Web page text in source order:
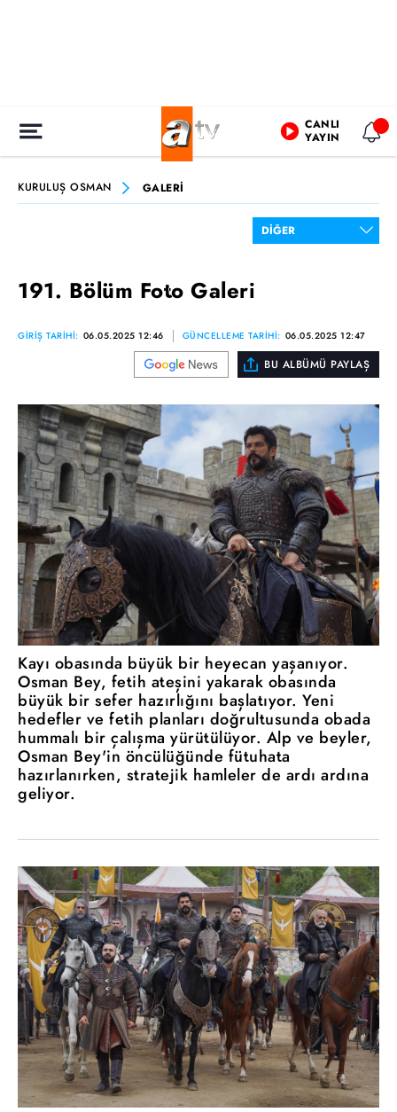
CANLI
YAYIN
KURULUŞ OSMAN GALERİ
191. Bölüm Foto Galeri
GİRİŞ TARİHİ: 06.05.2025 12:46 GÜNCELLEME TARİHİ: 06.05.2025 12:47
BU ALBÜMÜ PAYLAŞ
Kayı obasında büyük bir heyecan yaşanıyor.
Osman Bey, fetih ateşini yakarak obasında
büyük bir sefer hazırlığını başlatıyor. Yeni
hedefler ve fetih planları doğrultusunda obada
hummalı bir çalışma yürütülüyor. Alp ve beyler,
Osman Bey'in öncülüğünde fütuhata
hazırlanırken, stratejik hamleler de ardı ardına
geliyor.